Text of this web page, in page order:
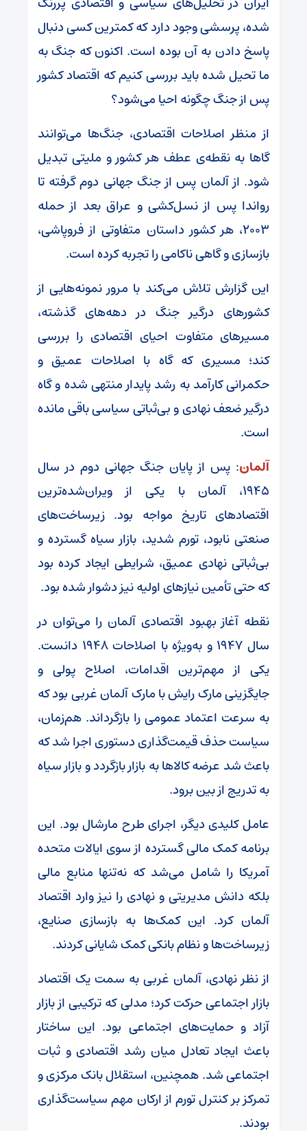
شده، پرسشی وجود دارد که کمترین کسی دنبال
پاسخ دادن به آن بوده است. اکنون که جنگ به
ما تحیل شده باید بررسی کنیم که اقتصاد کشور‌
پس از جنگ چگونه احیا می‌شود؟
از منظر اصلاحات اقتصادی، جنگ‌ها می‌توانند
گاها به نقطه‌ی عطف هر کشور و ملیتی تبدیل
شود. از آلمان پس از جنگ جهانی دوم گرفته تا
رواندا پس از نسل‌کشی و عراق بعد از حمله
۲۰۰۳، هر کشور داستان متفاوتی از فروپاشی،
بازسازی و گاهی ناکامی را تجربه کرده است.
این گزارش تلاش می‌کند با مرور نمونه‌هایی از
کشور‌های درگیر جنگ در دهه‌های گذشته،
مسیر‌های متفاوت احیای اقتصادی را بررسی
کند؛ مسیری که گاه با اصلاحات عمیق و
حکمرانی کارآمد به رشد پایدار منتهی شده و گاه
درگیر ضعف نهادی و بی‌ثباتی سیاسی باقی مانده
است.
آلمان: پس از پایان جنگ جهانی دوم در سال
۱۹۴۵، آلمان با یکی از ویران‌شده‌ترین
اقتصاد‌های تاریخ مواجه بود. زیرساخت‌های
صنعتی نابود، تورم شدید، بازار سیاه گسترده و
بی‌ثباتی نهادی عمیق، شرایطی ایجاد کرده بود
که حتی تأمین نیاز‌های اولیه نیز دشوار شده بود.
نقطه آغاز بهبود اقتصادی آلمان را می‌توان در
سال ۱۹۴۷ و به‌ویژه با اصلاحات ۱۹۴۸ دانست.
یکی از مهم‌ترین اقدامات، اصلاح پولی و
جایگزینی مارک رایش با مارک آلمان غربی بود که
به سرعت اعتماد عمومی را بازگرداند. هم‌زمان،
سیاست حذف قیمت‌گذاری دستوری اجرا شد که
باعث شد عرضه کالا‌ها به بازار بازگردد و بازار سیاه
به تدریج از بین برود.
عامل کلیدی دیگر، اجرای طرح مارشال بود. این
برنامه کمک مالی گسترده از سوی ایالات متحده
آمریکا را شامل می‌شد که نه‌تنها منابع مالی
بلکه دانش مدیریتی و نهادی را نیز وارد اقتصاد
آلمان کرد. این کمک‌ها به بازسازی صنایع،
زیرساخت‌ها و نظام بانکی کمک شایانی کردند.
از نظر نهادی، آلمان غربی به سمت یک اقتصاد
بازار اجتماعی حرکت کرد؛ مدلی که ترکیبی از بازار
آزاد و حمایت‌های اجتماعی بود. این ساختار
باعث ایجاد تعادل میان رشد اقتصادی و ثبات
اجتماعی شد. همچنین، استقلال بانک مرکزی و
تمرکز بر کنترل تورم از ارکان مهم سیاست‌گذاری
بودند.